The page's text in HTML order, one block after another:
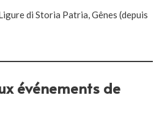
di Storia Patria, Gênes (depuis
événements de